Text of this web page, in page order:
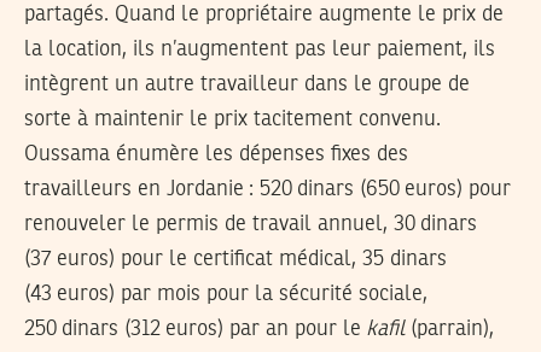
partagés. Quand le propriétaire augmente le prix de
la location, ils n’augmentent pas leur paiement, ils
intègrent un autre travailleur dans le groupe de
sorte à maintenir le prix tacitement convenu.
Oussama énumère les dépenses fixes des
travailleurs en Jordanie : 520 dinars (650 euros) pour
renouveler le permis de travail annuel, 30 dinars
(37 euros) pour le certificat médical, 35 dinars
(43 euros) par mois pour la sécurité sociale,
250 dinars (312 euros) par an pour le kafil (parrain),